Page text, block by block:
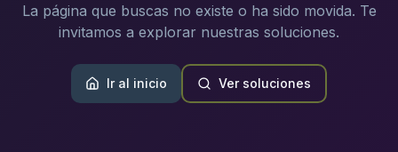
La página que buscas no existe o ha sido movida. Te
invitamos a explorar nuestras soluciones.
Ir al inicio Ver soluciones